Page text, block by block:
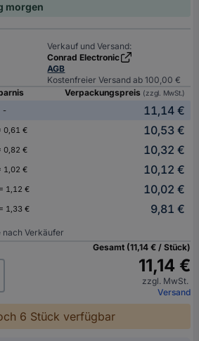
morgen
Verkauf und Versand:
Conrad Electronic
AGB
Kostenfreier Versand ab 100,00 €
Verpackungspreis (zzgl. MwSt.)
-
11,14 €
0,61 €
10,53 €
0,82 €
10,32 €
1,02 €
10,12 €
1,12 €
10,02 €
1,33 € 9,81 €
Verkäufer
Gesamt (11,14 € / Stück)
11,14 €
zzgl. MwSt.
Versand
6 Stück verfügbar